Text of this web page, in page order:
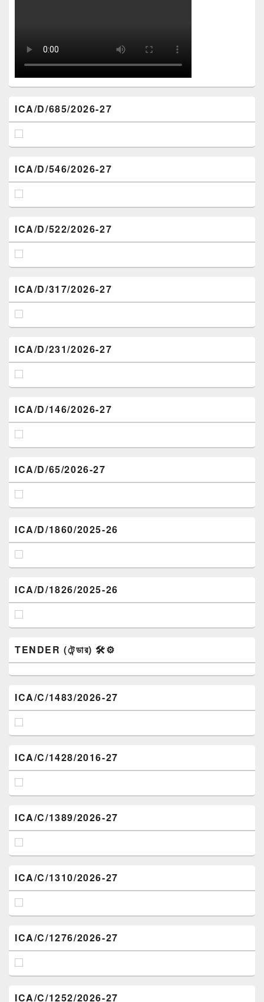
ICA/D/685/2026-27
ICA/D/546/2026-27
ICA/D/522/2026-27
ICA/D/317/2026-27
ICA/D/231/2026-27
ICA/D/146/2026-27
ICA/D/65/2026-27
ICA/D/1860/2025-26
ICA/D/1826/2025-26
TENDER (টেন্ডার) 🛠️⚙️
ICA/C/1483/2026-27
ICA/C/1428/2016-27
ICA/C/1389/2026-27
ICA/C/1310/2026-27
ICA/C/1276/2026-27
ICA/C/1252/2026-27